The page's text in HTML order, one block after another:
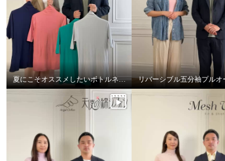
夏にこそオススメしたいボトルネック5分袖